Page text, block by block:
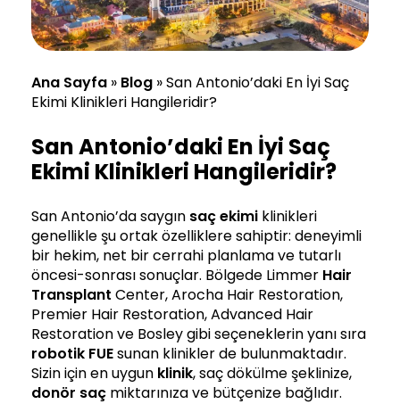
Ana Sayfa » Blog »San Antonio’daki En İyi Saç
Ekimi Klinikleri Hangileridir?
San Antonio’daki En İyi Saç
Ekimi Klinikleri Hangileridir?
San Antonio’da saygın saç ekimi klinikleri
genellikle şu ortak özelliklere sahiptir: deneyimli
bir hekim, net bir cerrahi planlama ve tutarlı
öncesi-sonrası sonuçlar. Bölgede Limmer Hair
Transplant Center, Arocha Hair Restoration,
Premier Hair Restoration, Advanced Hair
Restoration ve Bosley gibi seçeneklerin yanı sıra
robotik FUEsunan klinikler de bulunmaktadır.
Sizin için en uygun klinik, saç dökülme şeklinize,
donör saç miktarınıza ve bütçenize bağlıdır.